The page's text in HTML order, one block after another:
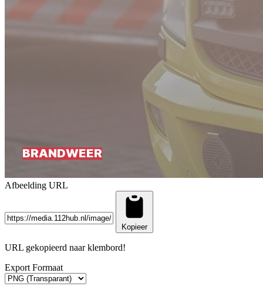
Afbeelding URL
Kopieer
URL gekopieerd naar klembord!
Export Formaat